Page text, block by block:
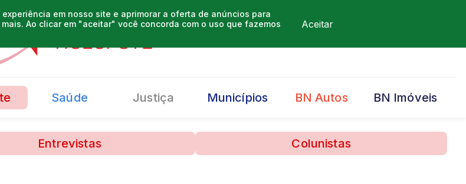
em nosso site e aprimorar a oferta de anúncios para
Ao clicar em "aceitar" você concorda com o uso que fazemos
Aceitar
Saúde Justiça Municípios BN Autos BN Imóveis
Entrevistas Colunistas